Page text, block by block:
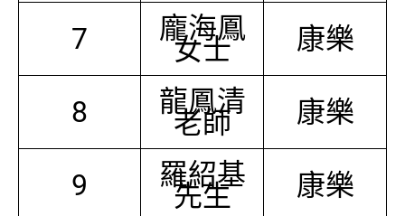
7 龐海鳳
女士 康樂
8 龍鳳清
老師 康樂
9 羅紹基
先生 康樂